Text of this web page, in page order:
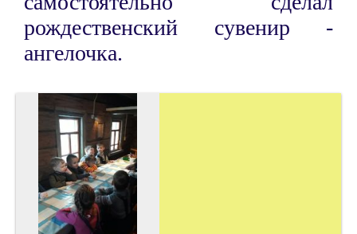
рождественский сувенир -
ангелочка.